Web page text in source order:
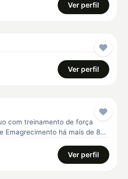
Ver perfil
Ver perfil
com treinamento de força
Emagrecimento há mais de 8
Ver perfil